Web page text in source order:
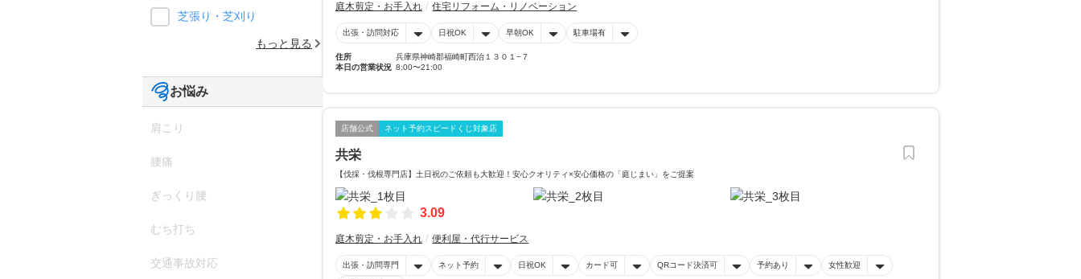
庭木剪定・お手入れ 住宅リフォーム・リノベーション
出張・訪問対応 日祝OK 早朝OK 駐車場有
住所
兵庫県神崎郡福崎町西治１３０１−７
本日の営業状況 8:00〜21:00
店舗公式 ネット予約スピードくじ対象店
共栄
【伐採・伐根専門店】土日祝のご依頼も大歓迎！安心クオリティ×安心価格の「庭じまい」をご提案
3.09
庭木剪定・お手入れ 便利屋・代行サービス
出張・訪問専門 ネット予約 日祝OK カード可 QRコード決済可 予約あり 女性歓迎
芝張り・芝刈り
もっと見る
お悩み
肩こり
腰痛
ぎっくり腰
むち打ち
交通事故対応